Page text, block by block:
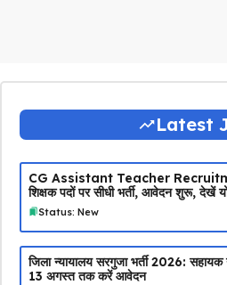
Latest
CG Assistant Teacher
शिक्षक पदों पर सीधी भर्ती, आवेदन शुरू, देखें
Status: New
जिला न्यायालय सरगुजा भर्ती 2026:
13 अगस्त तक करें आवेदन